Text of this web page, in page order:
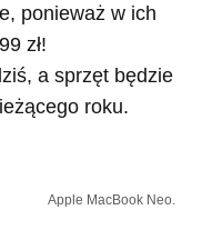
ponieważ w ich
zł!
a sprzęt będzie
roku.
Apple MacBook Neo.